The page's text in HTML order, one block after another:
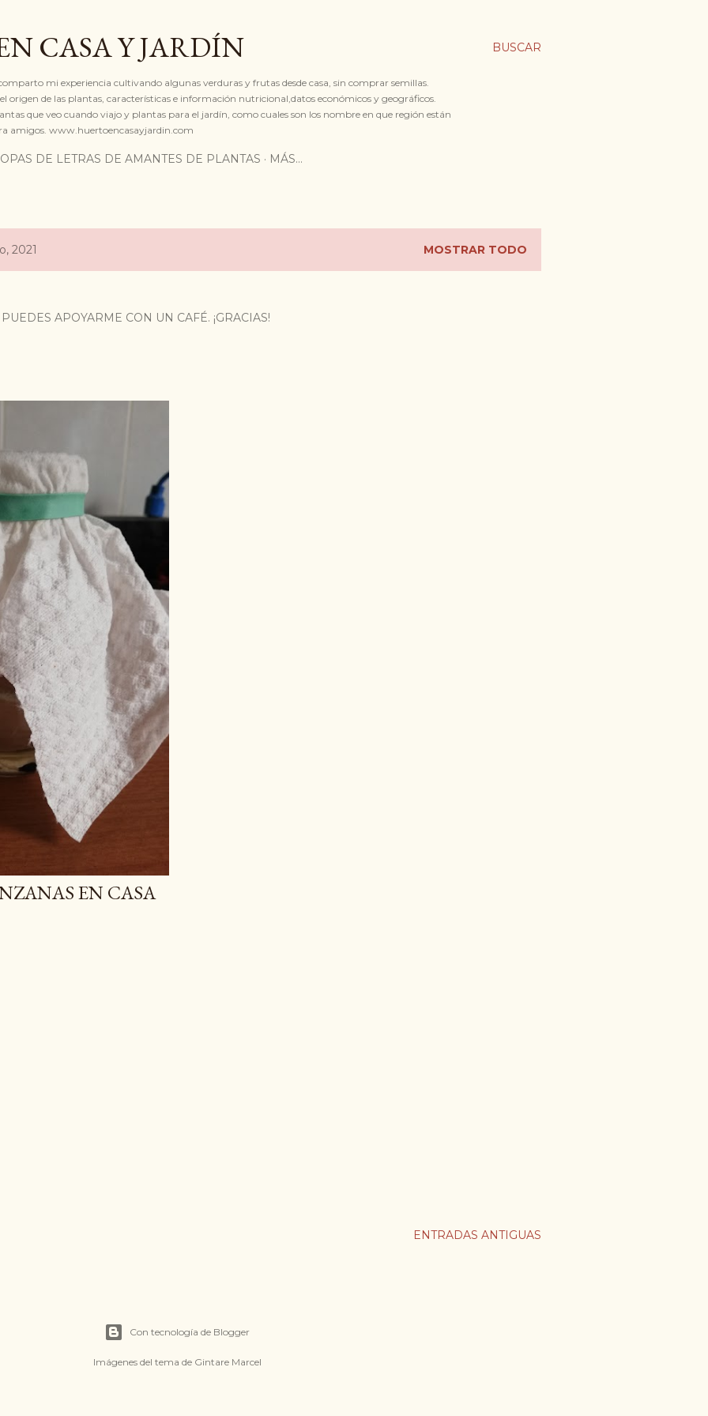
BUSCAR
CASA Y JARDÍN
mi experiencia cultivando algunas verduras y frutas desde casa, sin comprar semillas.
origen de las plantas, características e información nutricional,datos económicos y geográficos.
que veo cuando viajo y plantas para el jardín, como cuales son los nombre en que región están
amigos. www.huertoencasayjardin.com
DE LETRAS DE AMANTES DE PLANTAS MÁS…
2021 MOSTRAR TODO
APOYARME CON UN CAFÉ. ¡GRACIAS!
EN CASA
ENTRADAS ANTIGUAS
Con tecnología de Blogger
Imágenes del tema de Gintare Marcel